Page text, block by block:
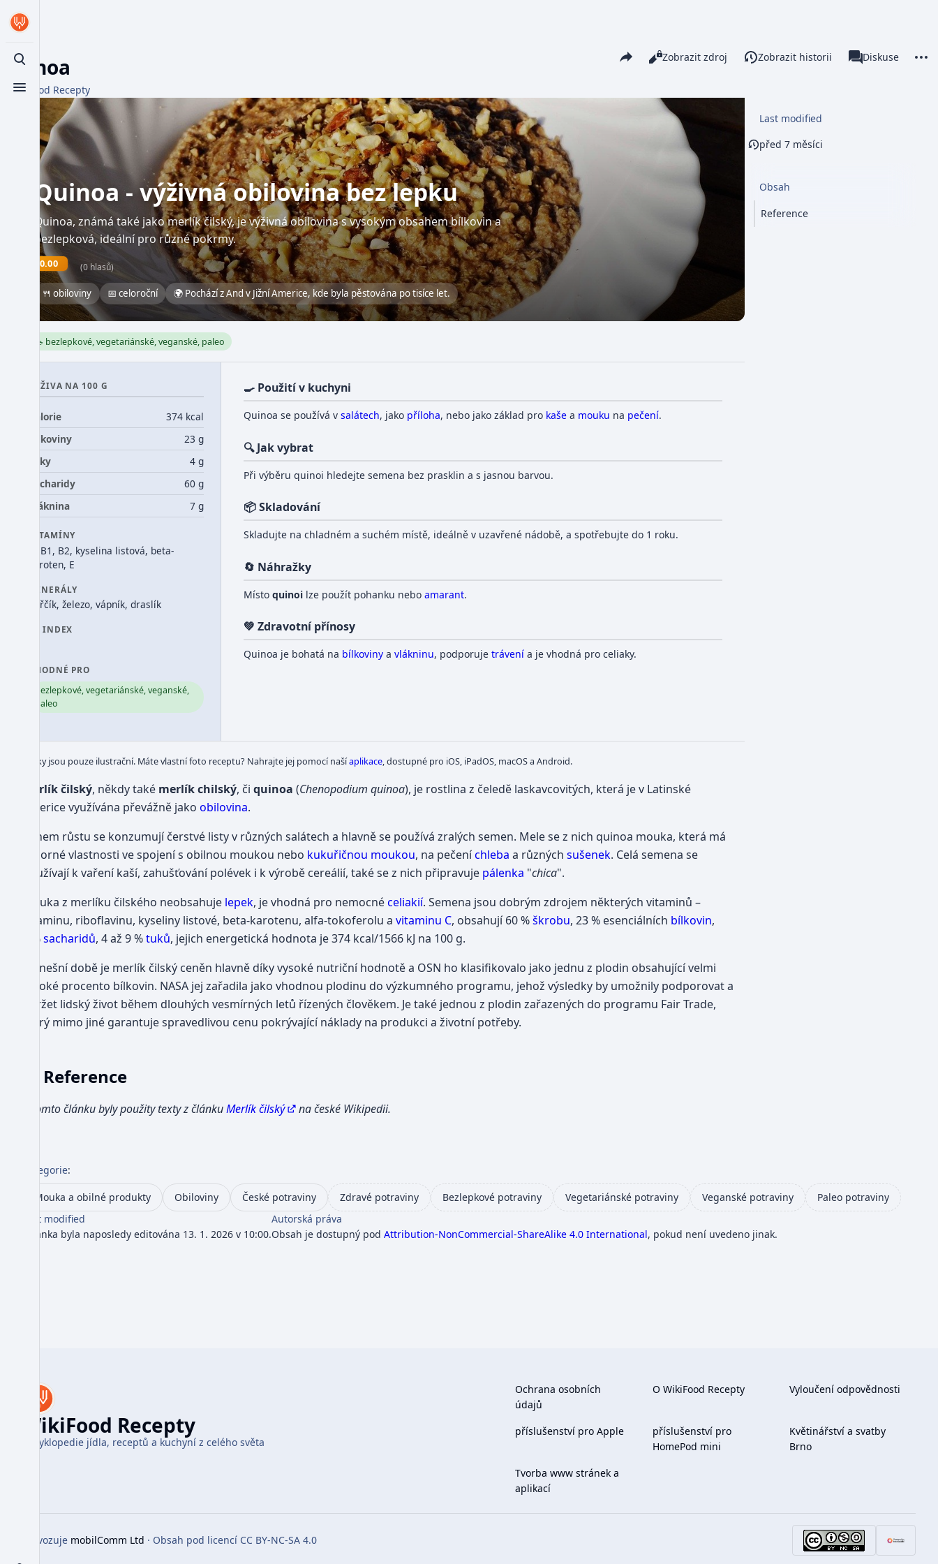
Toggle search
Toggle menu
Toggle preferences menu
Quinoa
Z WikiFood Recepty
Share this pageZobrazení
Číst
Zobrazit zdroj Zobrazit historii associated-pages
Stránka
Diskuse
Quinoa - výživná obilovina bez lepku
Quinoa, známá také jako merlík čilský, je výživná obilovina s vysokým obsahem bílkovin a
bezlepková, ideální pro různé pokrmy.
0.00 (0 hlasů)
🍴 obiloviny 📅 celoroční 🌍 Pochází z And v Jižní Americe, kde byla pěstována po tisíce let.
🥗 bezlepkové, vegetariánské, veganské, paleo
VÝŽIVA NA 100 G
Kalorie
374 kcal
Bílkoviny
23 g
Tuky
4 g
Sacharidy
60 g
Vláknina
7 g
VITAMÍNY
C, B1, B2, kyselina listová, beta-
karoten, E
MINERÁLY
hořčík, železo, vápník, draslík
GI INDEX
VHODNÉ PRO
bezlepkové, vegetariánské, veganské,
paleo
🍳 Použití v kuchyni
Quinoa se používá v salátech, jako příloha, nebo jako základ pro kašea mouku na pečení.
🔍 Jak vybrat
Při výběru quinoi hledejte semena bez prasklin a s jasnou barvou.
📦 Skladování
Skladujte na chladném a suchém místě, ideálně v uzavřené nádobě, a spotřebujte do 1 roku.
🔄 Náhražky
Místo quinoilze použít pohanku nebo amarant.
💚 Zdravotní přínosy
Quinoa je bohatá na bílkovinya vlákninu, podporuje trávenía je vhodná pro celiaky.
Obrázky jsou pouze ilustrační. Máte vlastní foto receptu? Nahrajte jej pomocí našíaplikace, dostupné pro iOS, iPadOS, macOS a Android.
Merlík čilský, někdy také merlík chilský, či quinoa (Chenopodium quinoa), je rostlina z čeledě laskavcovitých, která je v Latinské
Americe využívána převážně jako obilovina.
Během růstu se konzumují čerstvé listy v různých salátech a hlavně se používá zralých semen. Mele se z nich quinoa mouka, která má
výborné vlastnosti ve spojení s obilnou moukou nebo kukuřičnou moukou, na pečeníchleba a různých sušenek. Celá semena se
používají k vaření kaší, zahušťování polévek i k výrobě cereálií, také se z nich připravuje pálenka "chica".
Mouka z merlíku čilského neobsahuje lepek, je vhodná pro nemocnéceliakií. Semena jsou dobrým zdrojem některých vitaminů –
thiaminu, riboflavinu, kyseliny listové, beta-karotenu, alfa-tokoferolu a vitaminu C, obsahují 60 %škrobu, 23 % esenciálních bílkovin,
5 %sacharidů, 4 až 9 %tuků, jejich energetická hodnota je 374 kcal/1566 kJ na 100 g.
V dnešní době je merlík čilský ceněn hlavně díky vysoké nutriční hodnotě a OSN ho klasifikovalo jako jednu z plodin obsahující velmi
vysoké procento bílkovin. NASA jej zařadila jako vhodnou plodinu do výzkumného programu, jehož výsledky by umožnily podporovat a
udržet lidský život během dlouhých vesmírných letů řízených člověkem. Je také jednou z plodin zařazených do programu Fair Trade,
který mimo jiné garantuje spravedlivou cenu pokrývající náklady na produkci a životní potřeby.
Reference
V tomto článku byly použity texty z článkuMerlík čilský na české Wikipedii.
Last modified
před 7 měsíci
Obsah
Reference
Kategorie:
Mouka a obilné produkty Obiloviny České potraviny Zdravé potraviny Bezlepkové potraviny Vegetariánské potraviny Veganské potraviny
Paleo potraviny
Last modified
Stránka byla naposledy editována 13. 1. 2026 v 10:00.
Autorská práva
Obsah je dostupný pod Attribution-NonCommercial-ShareAlike 4.0 International, pokud není uvedeno jinak.
WikiFood Recepty
Encyklopedie jídla, receptů a kuchyní z celého světa
Ochrana osobních
údajů
O WikiFood Recepty Vyloučení odpovědnosti
příslušenství pro Apple
příslušenství pro
HomePod mini
Květinářství a svatby
Brno
Tvorba www stránek a
aplikací
Provozuje mobilComm Ltd · Obsah pod licencí CC BY-NC-SA 4.0